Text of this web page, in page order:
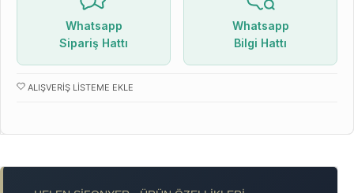
Whatsapp
Sipariş Hattı
Whatsapp
Bilgi Hattı
ALIŞVERIŞ LISTEME EKLE